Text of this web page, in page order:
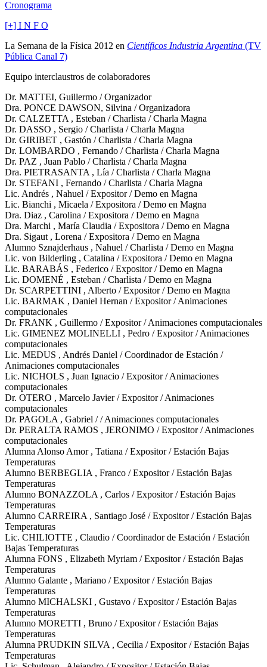
Cronograma
[+] I N F O
La Semana de la Física 2012 en Científicos Industria Argentina (TV
Pública Canal 7)
Equipo interclaustros de colaboradores
Dr. MATTEI, Guillermo / Organizador
Dra. PONCE DAWSON, Silvina / Organizadora
Dr. CALZETTA , Esteban / Charlista / Charla Magna
Dr. DASSO , Sergio / Charlista / Charla Magna
Dr. GIRIBET , Gastón / Charlista / Charla Magna
Dr. LOMBARDO , Fernando / Charlista / Charla Magna
Dr. PAZ , Juan Pablo / Charlista / Charla Magna
Dra. PIETRASANTA , Lía / Charlista / Charla Magna
Dr. STEFANI , Fernando / Charlista / Charla Magna
Lic. Andrés , Nahuel / Expositor / Demo en Magna
Lic. Bianchi , Micaela / Expositora / Demo en Magna
Dra. Diaz , Carolina / Expositora / Demo en Magna
Dra. Marchi , María Claudia / Expositora / Demo en Magna
Dra. Sigaut , Lorena / Expositora / Demo en Magna
Alumno Sznajderhaus , Nahuel / Charlista / Demo en Magna
Lic. von Bilderling , Catalina / Expositora / Demo en Magna
Lic. BARABÁS , Federico / Expositor / Demo en Magna
Lic. DOMENÉ , Esteban / Charlista / Demo en Magna
Dr. SCARPETTINI , Alberto / Expositor / Demo en Magna
Lic. BARMAK , Daniel Hernan / Expositor / Animaciones
computacionales
Dr. FRANK , Guillermo / Expositor / Animaciones computacionales
Lic. GIMENEZ MOLINELLI , Pedro / Expositor / Animaciones
computacionales
Lic. MEDUS , Andrés Daniel / Coordinador de Estación /
Animaciones computacionales
Lic. NICHOLS , Juan Ignacio / Expositor / Animaciones
computacionales
Dr. OTERO , Marcelo Javier / Expositor / Animaciones
computacionales
Dr. PAGOLA , Gabriel / / Animaciones computacionales
Dr. PERALTA RAMOS , JERONIMO / Expositor / Animaciones
computacionales
Alumna Alonso Amor , Tatiana / Expositor / Estación Bajas
Temperaturas
Alumno BERBEGLIA , Franco / Expositor / Estación Bajas
Temperaturas
Alumno BONAZZOLA , Carlos / Expositor / Estación Bajas
Temperaturas
Alumno CARREIRA , Santiago José / Expositor / Estación Bajas
Temperaturas
Lic. CHILIOTTE , Claudio / Coordinador de Estación / Estación
Bajas Temperaturas
Alumna FONS , Elizabeth Myriam / Expositor / Estación Bajas
Temperaturas
Alumno Galante , Mariano / Expositor / Estación Bajas
Temperaturas
Alumno MICHALSKI , Gustavo / Expositor / Estación Bajas
Temperaturas
Alumno MORETTI , Bruno / Expositor / Estación Bajas
Temperaturas
Alumna PRUDKIN SILVA , Cecilia / Expositor / Estación Bajas
Temperaturas